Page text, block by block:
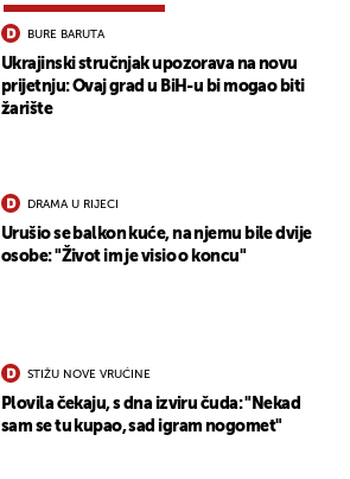
BURE BARUTA
Ukrajinski stručnjak upozorava na novu
prijetnju: Ovaj grad u BiH-u bi mogao biti
žarište
DRAMA U RIJECI
Urušio se balkon kuće, na njemu bile dvije
osobe: "Život im je visio o koncu"
STIŽU NOVE VRUĆINE
Plovila čekaju, s dna izviru čuda: "Nekad
sam se tu kupao, sad igram nogomet"